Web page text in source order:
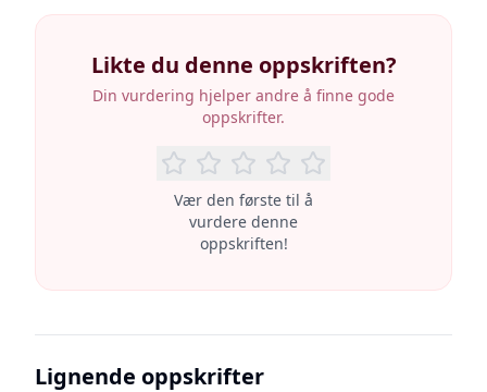
Likte du denne oppskriften?
Din vurdering hjelper andre å finne gode
oppskrifter.
Vær den første til å
vurdere denne
oppskriften!
Lignende oppskrifter